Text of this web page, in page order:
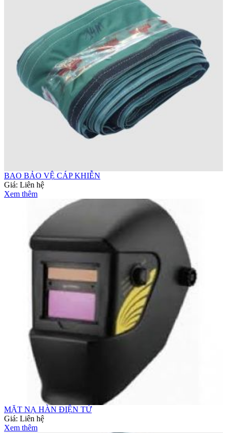
BAO BẢO VỆ CÁP KHIỄN
Giá: Liên hệ
Xem thêm
MẶT NẠ HÀN ĐIỆN TỬ
Giá: Liên hệ
Xem thêm